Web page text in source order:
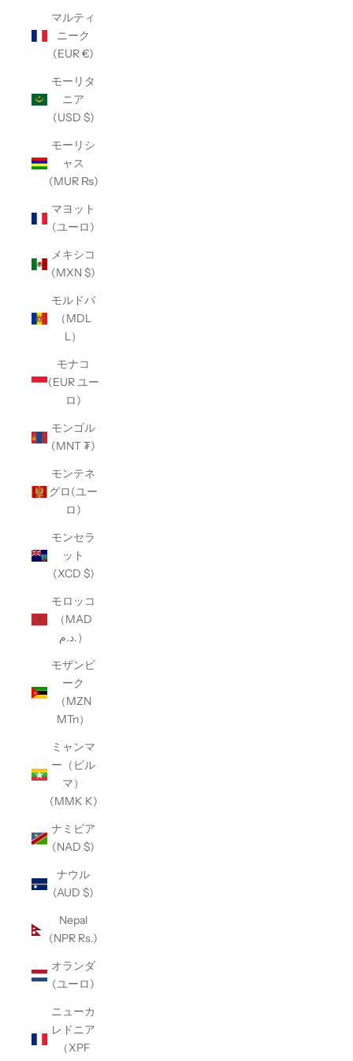
マルティ
ニーク
(EUR €)
モーリタ
ニア
(USD $)
モーリシ
ャス
(MUR ₨)
マヨット
(ユーロ)
メキシコ
(MXN $)
モルドバ
（MDL
L）
モナコ
(EUR ユー
ロ)
モンゴル
(MNT ₮)
モンテネ
グロ(ユー
ロ)
モンセラ
ット
(XCD $)
モロッコ
（MAD
د.م.）
モザンビ
ーク
（MZN
MTn）
ミャンマ
ー（ビル
マ）
(MMK K)
ナミビア
(NAD $)
ナウル
(AUD $)
Nepal
(NPR Rs.)
オランダ
(ユーロ)
ニューカ
レドニア
（XPF